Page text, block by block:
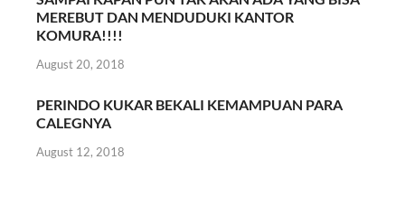
MEREBUT DAN MENDUDUKI KANTOR
KOMURA!!!!
August 20, 2018
PERINDO KUKAR BEKALI KEMAMPUAN PARA
CALEGNYA
August 12, 2018